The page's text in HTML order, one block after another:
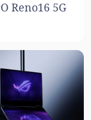
Reno16 5G